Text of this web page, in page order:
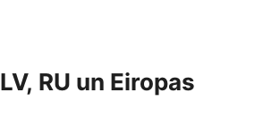
RU un Eiropas